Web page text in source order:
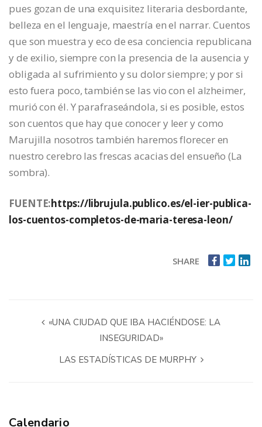
pues gozan de una exquisitez literaria desbordante,
belleza en el lenguaje, maestría en el narrar. Cuentos
que son muestra y eco de esa conciencia republicana
y de exilio, siempre con la presencia de la ausencia y
obligada al sufrimiento y su dolor siempre; y por si
esto fuera poco, también se las vio con el alzheimer,
murió con él. Y parafraseándola, si es posible, estos
son cuentos que hay que conocer y leer y como
Marujilla nosotros también haremos florecer en
nuestro cerebro las frescas acacias del ensueño (La
sombra).
FUENTE:https://librujula.publico.es/el-ier-publica-
los-cuentos-completos-de-maria-teresa-leon/
SHARE
«UNA CIUDAD QUE IBA HACIÉNDOSE: LA
INSEGURIDAD»
LAS ESTADÍSTICAS DE MURPHY
Calendario